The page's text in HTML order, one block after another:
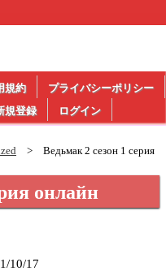
規約
プライバシーポリシー
規登録 ログイン
Ведьмак 2 сезон 1 cерия
онлайн
10/17